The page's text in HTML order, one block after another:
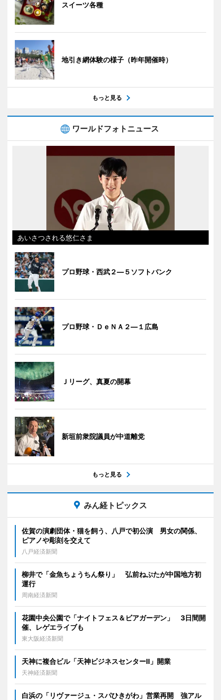
スイーツ各種
地引き網体験の様子（昨年開催時）
もっと見る
ワールドフォトニュース
あいさつされる悠仁さま
プロ野球・西武２―５ソフトバンク
プロ野球・ＤｅＮＡ２―１広島
Ｊリーグ、真夏の開幕
新垣前衆院議員が中道離党
もっと見る
みん経トピックス
佐賀の演劇団体・猫を飼う、八戸で初公演 男女の関係、
ピアノや彫刻を交えて
八戸経済新聞
柳井で「金魚ちょうちん祭り」 弘前ねぷたが中国地方初
運行
周南経済新聞
花園中央公園で「ナイトフェス＆ビアガーデン」 3日間開
催、レゲエライブも
東大阪経済新聞
天神に複合ビル「天神ビジネスセンターII」開業
天神経済新聞
白浜の「リヴァージュ・スパひきがわ」営業再開 強アル